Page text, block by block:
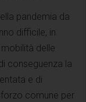
pandemia da
difficile, in
delle
conseguenza la
e di
comune per